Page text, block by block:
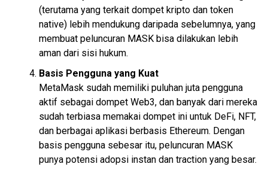
(terutama yang terkait dompet kripto dan token
native) lebih mendukung daripada sebelumnya, yang
membuat peluncuran MASK bisa dilakukan lebih
aman dari sisi hukum.
Basis Pengguna yang Kuat
MetaMask sudah memiliki puluhan juta pengguna
aktif sebagai dompet Web3, dan banyak dari mereka
sudah terbiasa memakai dompet ini untuk DeFi, NFT,
dan berbagai aplikasi berbasis Ethereum. Dengan
basis pengguna sebesar itu, peluncuran MASK
punya potensi adopsi instan dan traction yang besar.